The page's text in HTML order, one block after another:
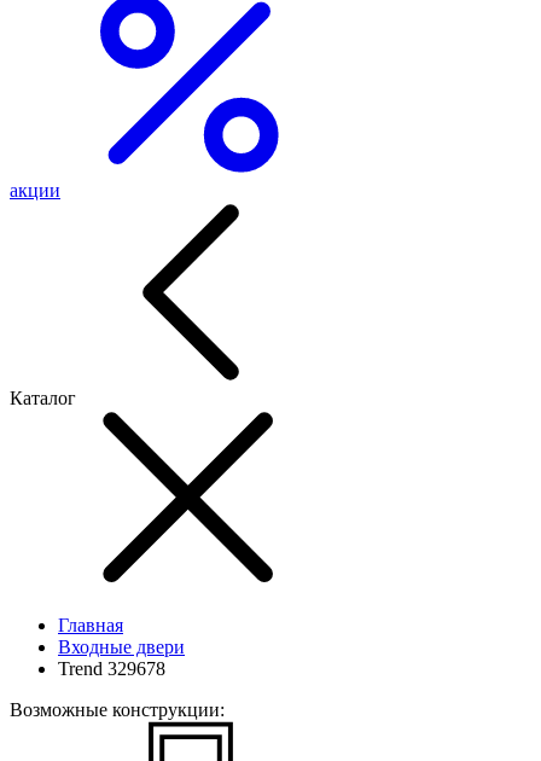
акции
Каталог
Главная
Входные двери
Trend 329678
Возможные конструкции: